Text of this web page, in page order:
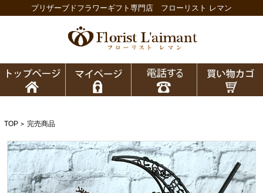
プリザーブドフラワーギフト専門店 フローリスト レマン
TOP > 完売商品